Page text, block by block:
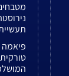
פיאמה